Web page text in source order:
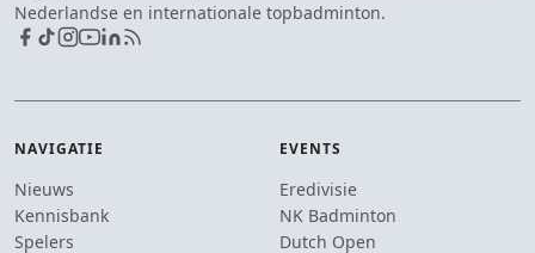
Nederlandse en internationale topbadminton.
NAVIGATIE
Nieuws
Kennisbank
Spelers
EVENTS
Eredivisie
NK Badminton
Dutch Open